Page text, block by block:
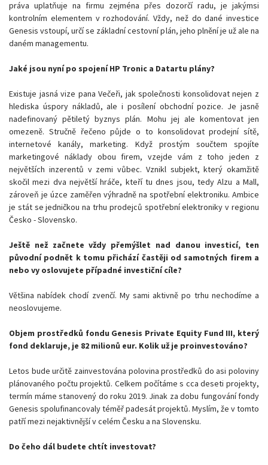
práva uplatňuje na firmu zejména přes dozorčí radu, je jakýmsi
kontrolním elementem v rozhodování. Vždy, než do dané investice
Genesis vstoupí, určí se základní cestovní plán, jeho plnění je už ale na
daném managementu.
Jaké jsou nyní po spojení HP Tronic a Datartu plány?
Existuje jasná vize pana Večeři, jak společnosti konsolidovat nejen z
hlediska úspory nákladů, ale i posílení obchodní pozice. Je jasně
nadefinovaný pětiletý byznys plán. Mohu jej ale komentovat jen
omezeně. Stručně řečeno půjde o to konsolidovat prodejní sítě,
internetové kanály, marketing. Když prostým součtem spojíte
marketingové náklady obou firem, vzejde vám z toho jeden z
největších inzerentů v zemi vůbec. Vznikl subjekt, který okamžitě
skočil mezi dva největší hráče, kteří tu dnes jsou, tedy Alzu a Mall,
zároveň je úzce zaměřen výhradně na spotřební elektroniku. Ambice
je stát se jedničkou na trhu prodejců spotřební elektroniky v regionu
Česko - Slovensko.
Ještě než začnete vždy přemýšlet nad danou investicí, ten
původní podnět k tomu přichází častěji od samotných firem a
nebo vy oslovujete případné investiční cíle?
Většina nabídek chodí zvenčí. My sami aktivně po trhu nechodíme a
neoslovujeme.
Objem prostředků fondu Genesis Private Equity Fund III, který
fond deklaruje, je 82 milionů eur. Kolik už je proinvestováno?
Letos bude určitě zainvestována polovina prostředků do asi poloviny
plánovaného počtu projektů. Celkem počítáme s cca deseti projekty,
termín máme stanovený do roku 2019. Jinak za dobu fungování fondy
Genesis spolufinancovaly téměř padesát projektů. Myslím, že v tomto
patří mezi nejaktivnější v celém Česku a na Slovensku.
Do čeho dál budete chtít investovat?